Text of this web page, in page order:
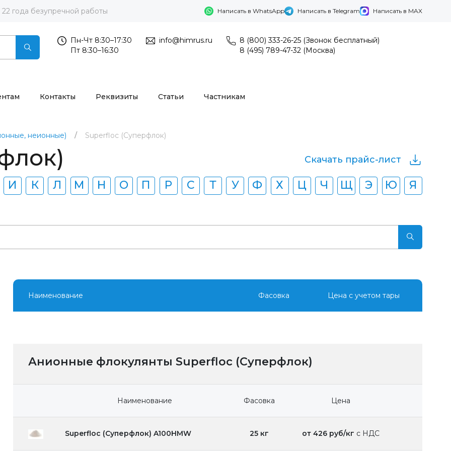
22 года безупречной работы Написать в WhatsApp Написать в Telegram Написать в MAX
Пн-Чт 8:30–17:30
Пт 8:30–16:30
info@himrus.ru
8 (800) 333-26-25 (Звонок бесплатный)
8 (495) 789-47-32 (Москва)
Контакты Реквизиты Статьи Частникам
неионные) Superfloc (Суперфлок)
Скачать прайс-лист
И К Л М Н О П Р С Т У Ф Х Ц Ч Щ Э Ю Я
Наименование Фасовка Цена с учетом тары
Анионные флокулянты Superfloc (Суперфлок)
Наименование Фасовка Цена
Superfloc (Суперфлок) A100HMW 25 кг от 426 руб/кг с НДС